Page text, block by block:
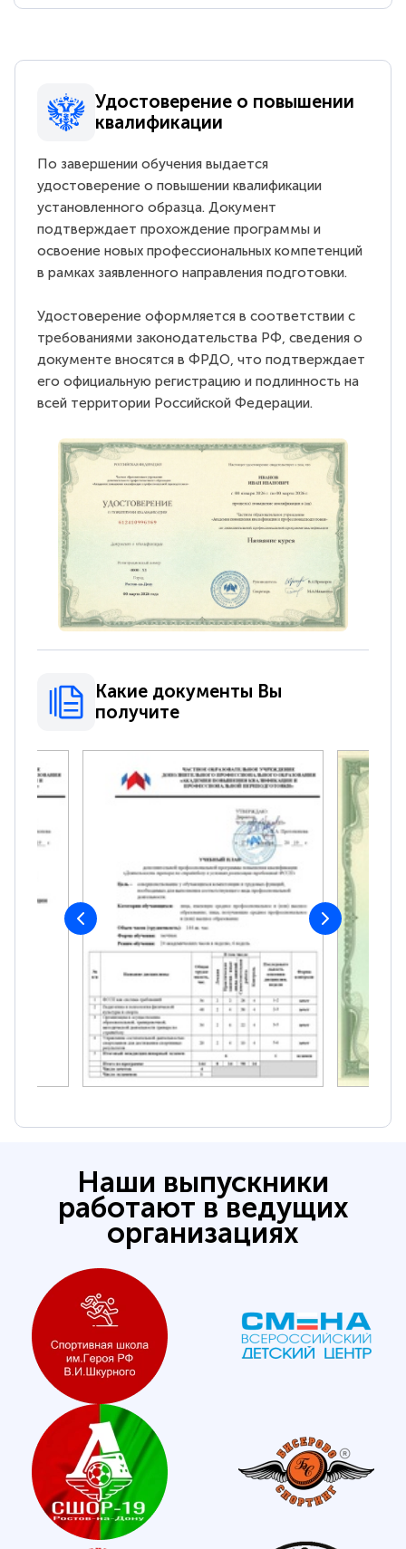
Удостоверение о повышении
квалификации
По завершении обучения выдается
удостоверение о повышении квалификации
установленного образца. Документ
подтверждает прохождение программы и
освоение новых профессиональных компетенций
в рамках заявленного направления подготовки.
Удостоверение оформляется в соответствии с
требованиями законодательства РФ, сведения о
документе вносятся в ФРДО, что подтверждает
его официальную регистрацию и подлинность на
всей территории Российской Федерации.
Какие документы Вы
получите
Наши выпускники
работают в ведущих
организациях